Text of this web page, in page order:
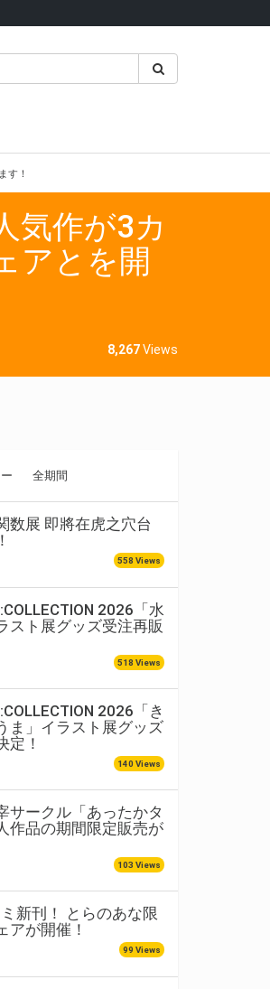
す！
気作が3カ
アとを開
8,267Views
全期間
数展 即將在虎之穴台
558 Views
2026「水
スト展グッズ受注再販
518 Views
2026「き
ま」イラスト展グッズ
定！
140 Views
サークル「あったかタ
作品の期間限定販売が
103 Views
新刊！ とらのあな限
アが開催！
99 Views